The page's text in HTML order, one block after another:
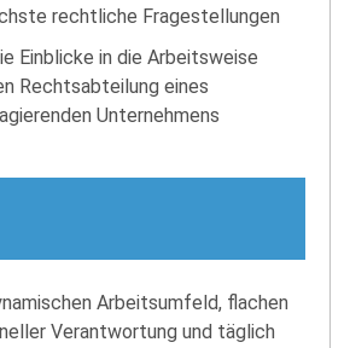
rechtliche Fragestellungen
Einblicke in die Arbeitsweise
Rechtsabteilung eines
Unternehmens
Arbeitsumfeld, flachen
Verantwortung und täglich